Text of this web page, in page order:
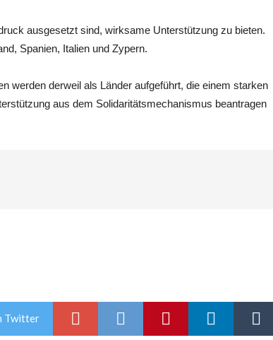
ausgesetzt sind, wirksame Unterstützung zu bieten.
Spanien, Italien und Zypern.
werden derweil als Länder aufgeführt, die einem starken
aus dem Solidaritätsmechanismus beantragen
Twitter